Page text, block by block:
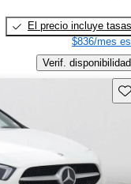
El precio incluye tasas
$836/mes
Verif. disponibilidad